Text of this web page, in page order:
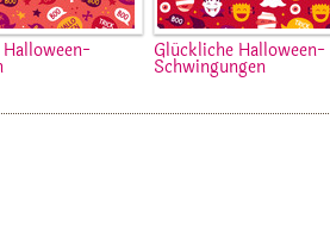
Glückliche Halloween-
Schwingungen